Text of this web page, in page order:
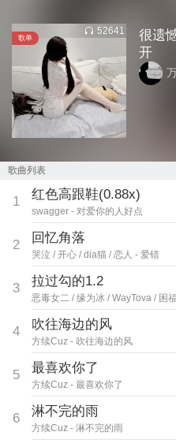
歌单
52641
很遗
开
歌曲列表
1 红色高跟鞋(0.88x)
swagger - 对爱你的人好点
2 回忆角落
哭泣 / 开心 / dia猫 / 恋人 - 爱错
3 拉过勾的1.2
恶毒女二 / 缘为冰 / WayTova / 困
4 吹往海边的风
方续Cuz - 吹往海边的风
5 最喜欢你了
方续Cuz - 最喜欢你了
6 淋不完的雨
方续Cuz - 淋不完的雨